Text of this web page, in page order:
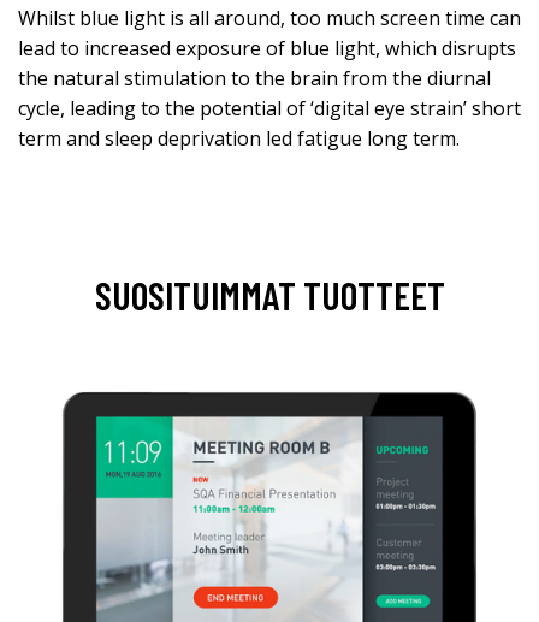
Whilst blue light is all around, too much screen time can
lead to increased exposure of blue light, which disrupts
the natural stimulation to the brain from the diurnal
cycle, leading to the potential of ‘digital eye strain’ short
term and sleep deprivation led fatigue long term.
SUOSITUIMMAT TUOTTEET